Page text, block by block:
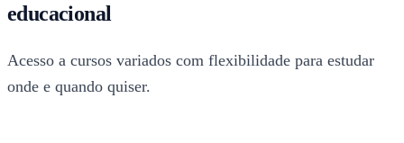
educacional
Acesso a cursos variados com flexibilidade para estudar
onde e quando quiser.